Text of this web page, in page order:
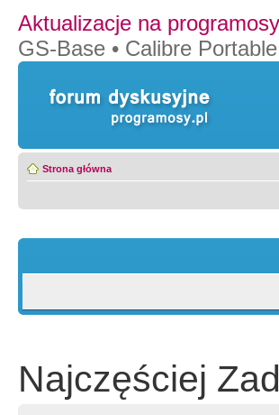
Aktualizacje na
GS-Base • Calibre Portable
Strona główna
Najczęściej